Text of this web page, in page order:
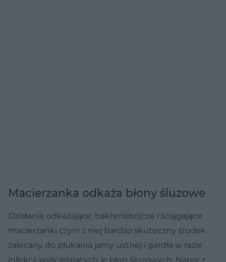
Macierzanka odkaża błony śluzowe
Działanie odkażające, bakteriobójcze i ściągające
macierzanki czyni z niej bardzo skuteczny środek
zalecany do płukania jamy ustnej i gardła w razie
infekcji wyściełających je błon śluzowych. Napar z